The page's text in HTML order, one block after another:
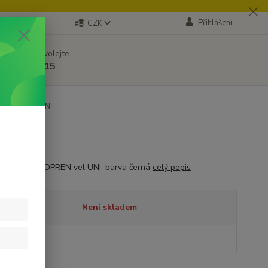
CZK Přihlášení
rady? Zavolejte.
605171715
NEOPREN
stehna NEOPREN vel UNI, barva černá celý popis
Není skladem